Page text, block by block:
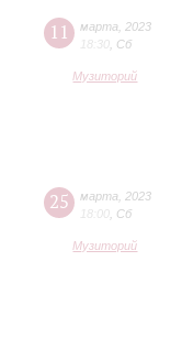
11 марта
2023
18:30 Сб
Музиторий
25 марта
2023
18:00 Сб
Музиторий